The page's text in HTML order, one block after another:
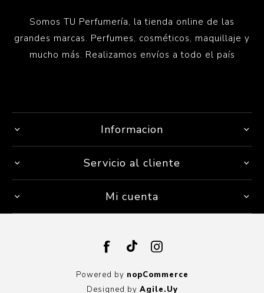
Somos TU Perfumería, la tienda online de las
grandes marcas. Perfumes, cosméticos, maquillaje y
mucho más. Realizamos envíos a todo el país
Informacion
Servicio al cliente
Mi cuenta
Powered by nopCommerce
Designed by Agile.Uy